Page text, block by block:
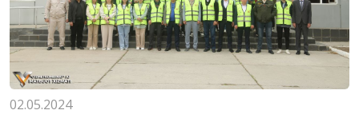
02.05.2024